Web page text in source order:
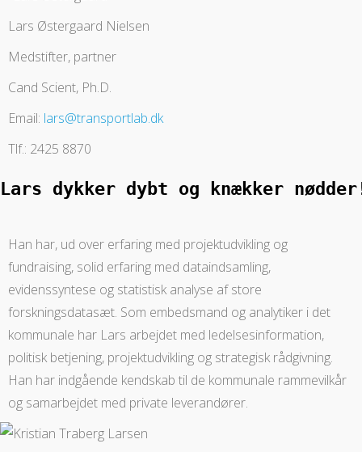
Lars Østergaard Nielsen
Medstifter, partner
Cand Scient, Ph.D.
Email: lars@transportlab.dk
Tlf.: 2425 8870
Lars dykker dybt og knækker
Han har, ud over erfaring med projektudvikling og
fundraising, solid erfaring med dataindsamling,
evidenssyntese og statistisk analyse af store
forskningsdatasæt. Som embedsmand og analytiker i det
kommunale har Lars arbejdet med ledelsesinformation,
politisk betjening, projektudvikling og strategisk rådgivning.
Han har indgående kendskab til de kommunale rammevilkår
og samarbejdet med private leverandører.